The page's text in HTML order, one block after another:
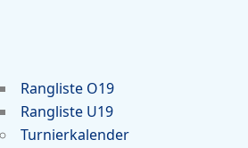
Rangliste O19
Rangliste U19
Turnierkalender